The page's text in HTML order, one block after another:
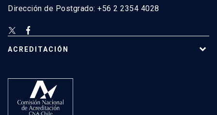
Dirección de Postgrado: +56 2 2354 4028
ACREDITACIÓN